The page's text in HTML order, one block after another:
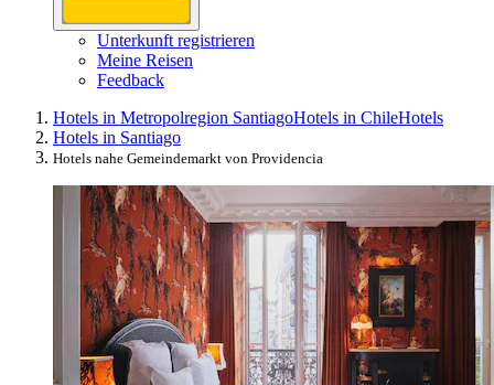
Unterkunft registrieren
Meine Reisen
Feedback
Hotels in Metropolregion SantiagoHotels in ChileHotels
Hotels in Santiago
Hotels nahe Gemeindemarkt von Providencia